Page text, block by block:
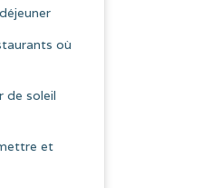
où
de soleil
et